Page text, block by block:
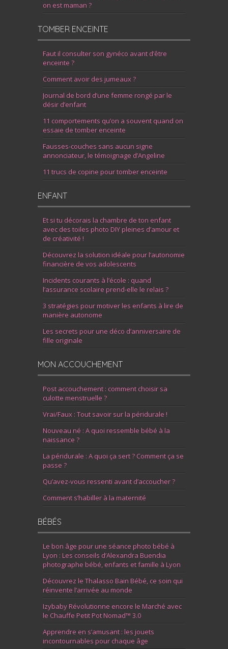
on est maman ?
TOMBER ENCEINTE
Faut il consulter son gynéco avant d’être
enceinte ?
Comment avoir des jumeaux ?
Journal de bord d’une femme rongé par le
désir d’enfant
11 comportements qu’on a souvent quand on
essaie de tomber enceinte
Fausses-couches sans aucun signe
annonciateur, le témoignage d’Angeline
11 trucs de copine pour tomber enceinte
ENFANT
Et si tu décorais la chambre de ton enfant
avec des toiles photo DIY pleines d’amour et
de créativité !
Découvrez la solution idéale pour l’autonomie
financière de vos adolescents
Incidents courants à l’école : quand
l’assurance scolaire prend-elle le relais ?
3 stratégies pour motiver les enfants à lire de
manière autonome
Les secrets pour une déco d’anniversaire de
fille originale
MON ACCOUCHEMENT
Post accouchement : comment choisir sa
culotte menstruelle ?
Vrai/Faux : Tout savoir sur la péridurale !
Nouveau né : A quoi ressemble bébé à la
naissance ?
La péridurale : A quoi ça sert ? Comment ça se
passe ?
Qu’avez-vous ressenti avant d’accoucher ?
Comment s’habiller à la maternité
BÉBÉS
Le bon âge pour une séance photo bébé à
Lyon : Les conseils d’Alexandra Buendia
photographe bébé, enfants et famille à Lyon
Découvrez le Thalasso Bain Bébé, ce soin qui
réinvente l’arrivée au monde
Izybaby Révolutionne encore le Marché avec
le Chauffe Petit Pot Nomad™ 3.0
Apprendre en s’amusant : les jouets
incontournables pour chaque âge